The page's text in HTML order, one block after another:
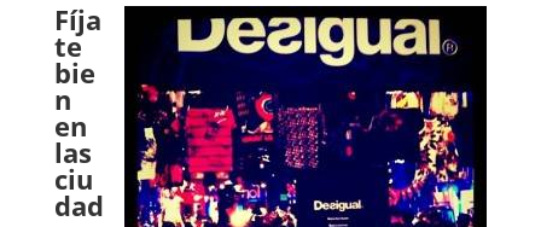
Fíja
te
bie
n
en
las
ciu
dad